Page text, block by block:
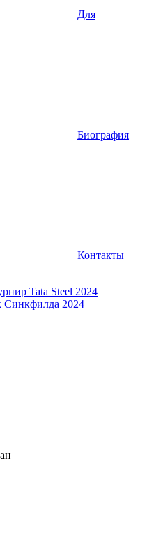
Для
Биография
Контакты
Tata Steel 2024
Синкфилда 2024